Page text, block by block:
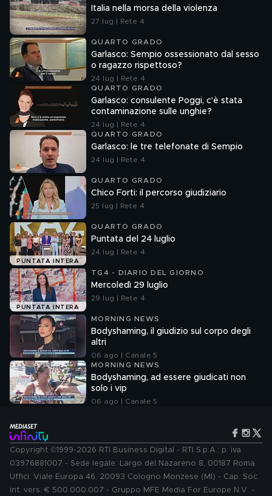
Italia nella morsa della violenza
27 lug | Rete 4
QUARTO GRADO
Garlasco: Sempio ossessionato dal sesso
o ragazzo rispettoso?
24 lug | Rete 4
QUARTO GRADO
Garlasco: consulente Poggi, c'è stata
contaminazione sulle unghie?
24 lug | Rete 4
QUARTO GRADO
Garlasco: le tre telefonate di Sempio
24 lug | Rete 4
QUARTO GRADO
Chico Forti: il percorso giudiziario
25 lug | Rete 4
PUNTATA INTERA
QUARTO GRADO
Puntata del 24 luglio
24 lug | Rete 4
PUNTATA INTERA
TG4 - DIARIO DEL GIORNO
Mercoledì 29 luglio
29 lug | Rete 4
MORNING NEWS
Bodyshaming, il giudizio sul corpo degli
altri
06 ago | Canale 5
MORNING NEWS
Bodyshaming, ad essere giudicati non
solo i vip
06 ago | Canale 5
Copyright ©1999-2026 RTI Business Digital - RTI S.p.A.: p. iva
03976881007 - Sede legale: Largo del Nazareno 8, 00187 Roma.
Uffici: Viale Europa 46, 20093 Cologno Monzese (MI) - Cap. Soc.
int. vers. € 500.000.007 - Gruppo MFE Media For Europe N.V. -